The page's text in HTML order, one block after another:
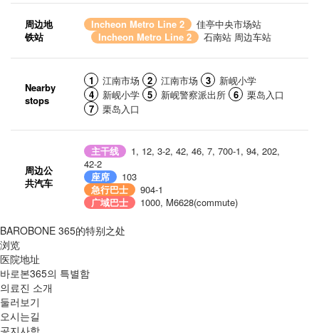
周边地
铁站
Incheon Metro Line 2
佳亭中央市场站
Incheon Metro Line 2
石南站 周边车站
Nearby
stops
1 江南市场 2 江南市场 3
新岘小学
4
新岘小学 5 新岘警察派出所 6
栗岛入口
7
栗岛入口
周边公
共汽车
主干线
1, 12, 3-2, 42, 46, 7, 700-1, 94, 202,
42-2
座席
103
急行巴士
904-1
广域巴士
1000, M6628(commute)
BAROBONE 365的特别之处
浏览
医院地址
바로본365의 특별함
의료진 소개
둘러보기
오시는길